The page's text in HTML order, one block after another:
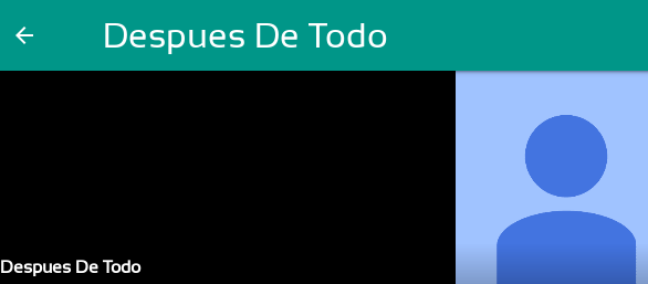
arrow_back Despues De Todo
Despues De Todo